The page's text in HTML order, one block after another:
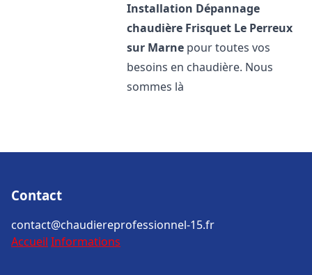
Installation Dépannage
chaudière Frisquet Le Perreux
sur Marne pour toutes vos
besoins en chaudière. Nous
sommes là
Contact
contact@chaudiereprofessionnel-15.fr
Accueil Informations